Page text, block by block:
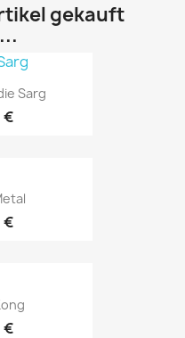
gekauft
Sarg
€
€
€